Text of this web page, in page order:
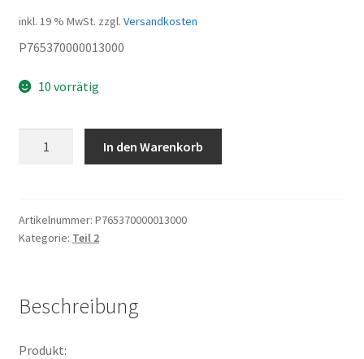
inkl. 19 % MwSt. zzgl. Versandkosten
P765370000013000
10 vorrätig
In den Warenkorb
Artikelnummer: P765370000013000
Kategorie: Teil 2
Beschreibung
Produkt: